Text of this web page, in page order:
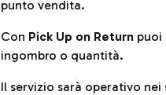
punto vendita.
Con Pick Up on Return puoi
ingombro o quantità.
Il servizio sarà operativo nei